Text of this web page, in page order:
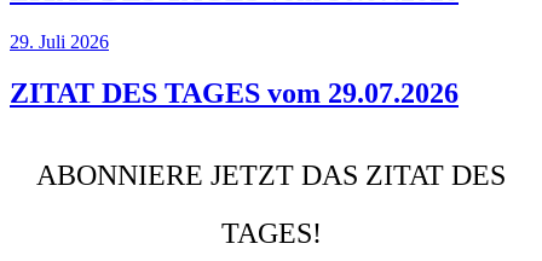
29. Juli 2026
ZITAT DES TAGES vom 29.07.2026
ABONNIERE JETZT DAS ZITAT DES
TAGES!